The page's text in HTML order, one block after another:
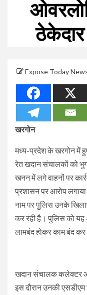
Expose Today
खरगोन
मध्य-प्रदेश के खरगोन में
रेत खदान संचालकों को
खनन में लगे वाहनों पर
प्रशासन पर आरोप
नाम पर पुलिस उनके
कर रही है। पुलिस को यह
लामबंद होकर काम बंद कर
खदान संचालक कलेक्टर
इस दौरान उनकी